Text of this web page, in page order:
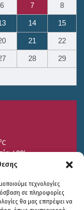
τεχνολογίες
σε πληροφορίες
θα μας επιτρέψει να
6 7 8
14 15
21 22
28 29
C
49%